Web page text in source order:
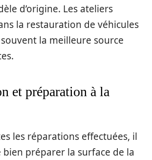
d’origine. Les ateliers
la restauration de véhicules
la meilleure source
et préparation à la
les réparations effectuées, il
bien préparer la surface de la